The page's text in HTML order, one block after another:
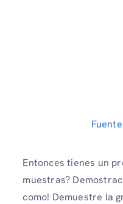
Entonces tienes un
muestras?
como! Demuestre la